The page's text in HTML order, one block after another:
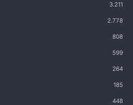
3.211
2.778
808
599
264
185
448